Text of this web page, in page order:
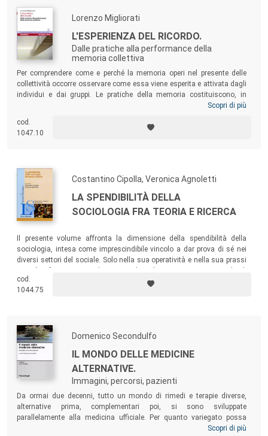
Lorenzo Migliorati
L'ESPERIENZA DEL RICORDO.
Dalle pratiche alla performance della
memoria collettiva
Per comprendere come e perché la memoria operi nel presente delle
collettività occorre osservare come essa viene esperita e attivata dagli
individui e dai gruppi. Le pratiche della memoria costituiscono, in
questo senso, specifici modi di trasformare il passato in presente che
individuali in memoria collettiva, così iframes
organizzano l’esperienza sociale del ricordo.
Scopri di più
cod.
1047.10
Costantino Cipolla, Veronica Agnoletti
LA SPENDIBILITÀ DELLA
SOCIOLOGIA FRA TEORIA E RICERCA
Il presente volume affronta la dimensione della spendibilità della
sociologia, intesa come imprescindibile vincolo a dar prova di sé nei
diversi settori del sociale. Solo nella sua operatività e nella sua prassi
questa scienza.
cod.
1044.75
Domenico Secondulfo
IL MONDO DELLE MEDICINE
ALTERNATIVE.
Immagini, percorsi, pazienti
Da ormai due decenni, tutto un mondo di rimedi e terapie diverse,
alternative prima, complementari poi, si sono sviluppate
parallelamente alla medicina ufficiale. Per quanto variegato possa
essere questo universo parallelo della cura, esistono delle
Scopri di più